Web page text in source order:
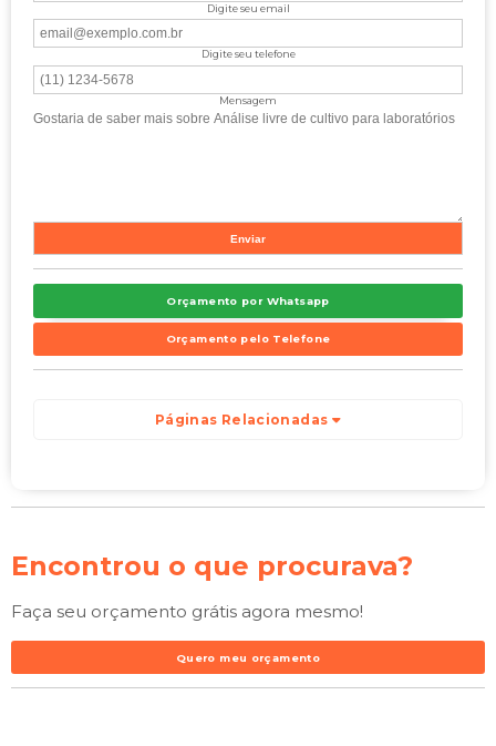
Digite seu email
Digite seu telefone
Mensagem
Orçamento por Whatsapp
Orçamento pelo Telefone
Páginas Relacionadas
Encontrou o que procurava?
Faça seu orçamento grátis agora mesmo!
Quero meu orçamento